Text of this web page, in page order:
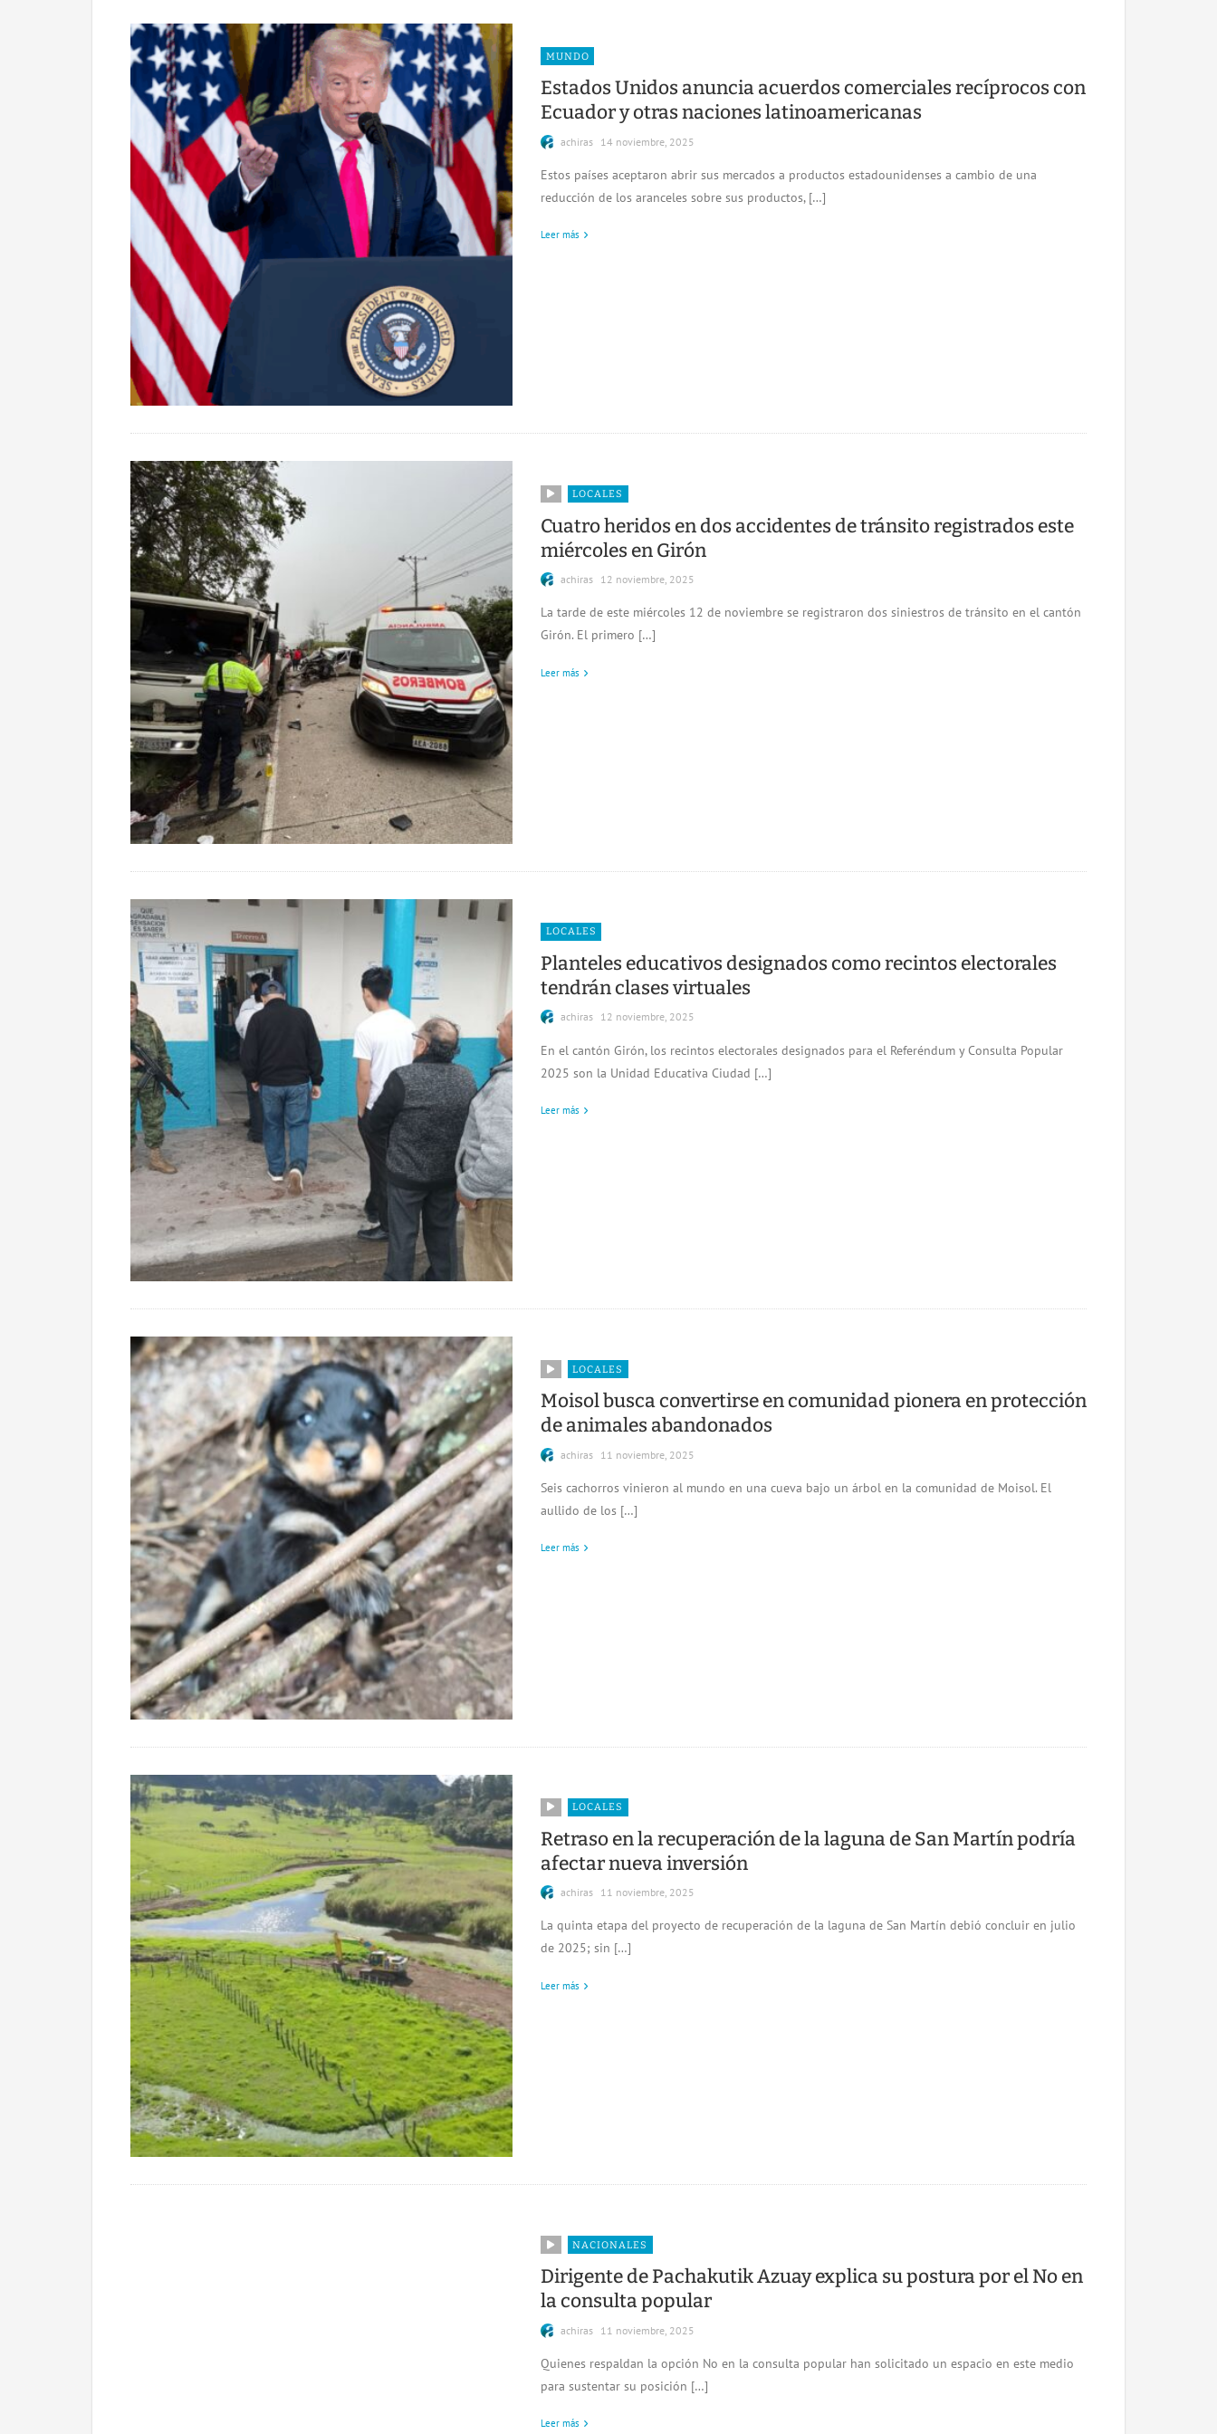
MUNDO
Estados Unidos anuncia acuerdos comerciales recíprocos con
Ecuador y otras naciones latinoamericanas
achiras 14 noviembre, 2025
Estos países aceptaron abrir sus mercados a productos estadounidenses a cambio de una
reducción de los aranceles sobre sus productos, […]
Leer más
LOCALES
Cuatro heridos en dos accidentes de tránsito registrados este
miércoles en Girón
achiras 12 noviembre, 2025
La tarde de este miércoles 12 de noviembre se registraron dos siniestros de tránsito en el cantón
Girón. El primero […]
Leer más
LOCALES
Planteles educativos designados como recintos electorales
tendrán clases virtuales
achiras 12 noviembre, 2025
En el cantón Girón, los recintos electorales designados para el Referéndum y Consulta Popular
2025 son la Unidad Educativa Ciudad […]
Leer más
LOCALES
Moisol busca convertirse en comunidad pionera en protección
de animales abandonados
achiras 11 noviembre, 2025
Seis cachorros vinieron al mundo en una cueva bajo un árbol en la comunidad de Moisol. El
aullido de los […]
Leer más
LOCALES
Retraso en la recuperación de la laguna de San Martín podría
afectar nueva inversión
achiras 11 noviembre, 2025
La quinta etapa del proyecto de recuperación de la laguna de San Martín debió concluir en julio
de 2025; sin […]
Leer más
NACIONALES
Dirigente de Pachakutik Azuay explica su postura por el No en
la consulta popular
achiras 11 noviembre, 2025
Quienes respaldan la opción No en la consulta popular han solicitado un espacio en este medio
para sustentar su posición […]
Leer más